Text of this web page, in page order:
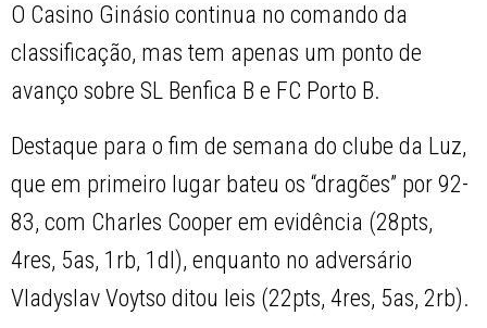
O Casino Ginásio continua no comando da
classificação, mas tem apenas um ponto de
avanço sobre SL Benfica B e FC Porto B.
Destaque para o fim de semana do clube da Luz,
que em primeiro lugar bateu os “dragões” por 92-
83, com Charles Cooper em evidência (28pts,
4res, 5as, 1rb, 1dl), enquanto no adversário
Vladyslav Voytso ditou leis (22pts, 4res, 5as, 2rb).